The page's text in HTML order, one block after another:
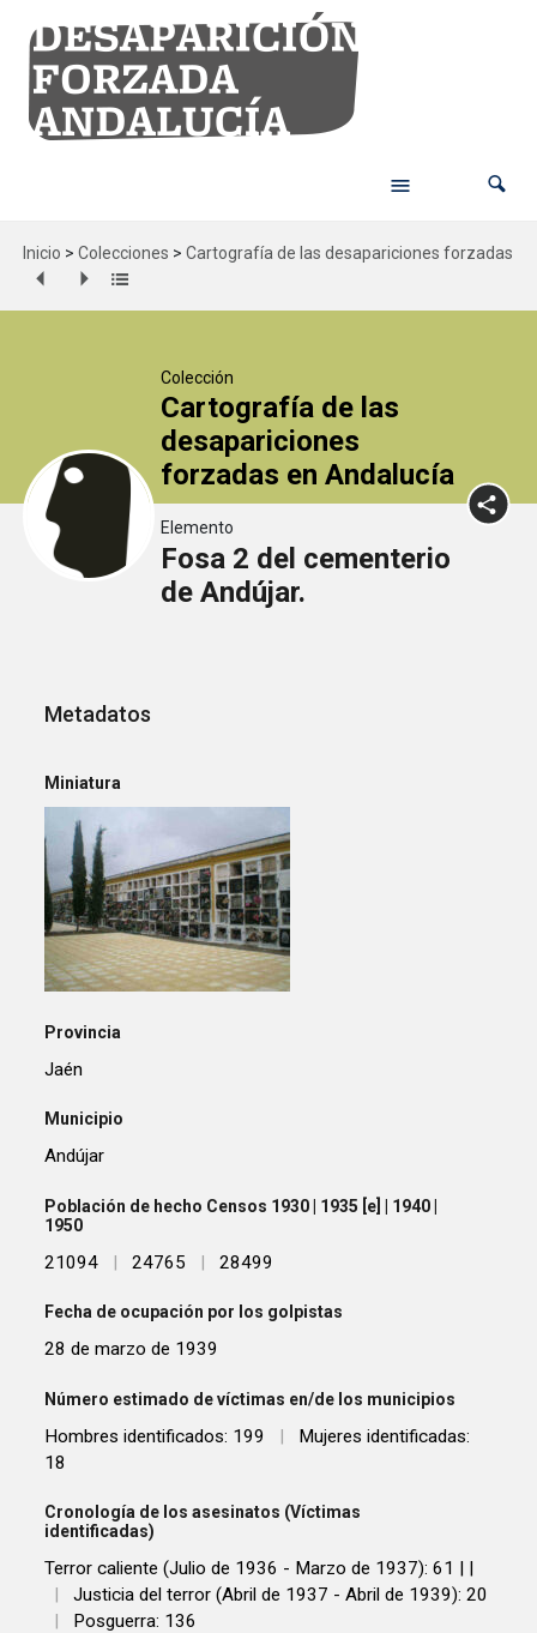
Inicio > Colecciones > Cartografía de las desapariciones forzadas
Colección
Cartografía de las
desapariciones
forzadas en Andalucía
Elemento
Fosa 2 del cementerio
de Andújar.
Metadatos
Miniatura
Provincia
Jaén
Municipio
Andújar
Población de hecho Censos 1930 | 1935 [e] | 1940 |
1950
21094 | 24765 | 28499
Fecha de ocupación por los golpistas
28 de marzo de 1939
Número estimado de víctimas en/de los municipios
Hombres identificados: 199 |
Mujeres identificadas:
18
Cronología de los asesinatos (Víctimas
identificadas)
Terror caliente (Julio de 1936 - Marzo de 1937): 61 | |
|
Justicia del terror (Abril de 1937 - Abril de 1939): 20
|
Posguerra: 136